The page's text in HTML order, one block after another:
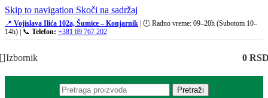
Skip to navigation Skoči na sadržaj
📍 Vojislava Ilića 102a, Šumice – Konjarnik | 🕘 Radno vreme: 09–20h (Subotom 10–
14h) | 📞 Telefon: +381 69 767 202
Izbornik 0
Pretraži